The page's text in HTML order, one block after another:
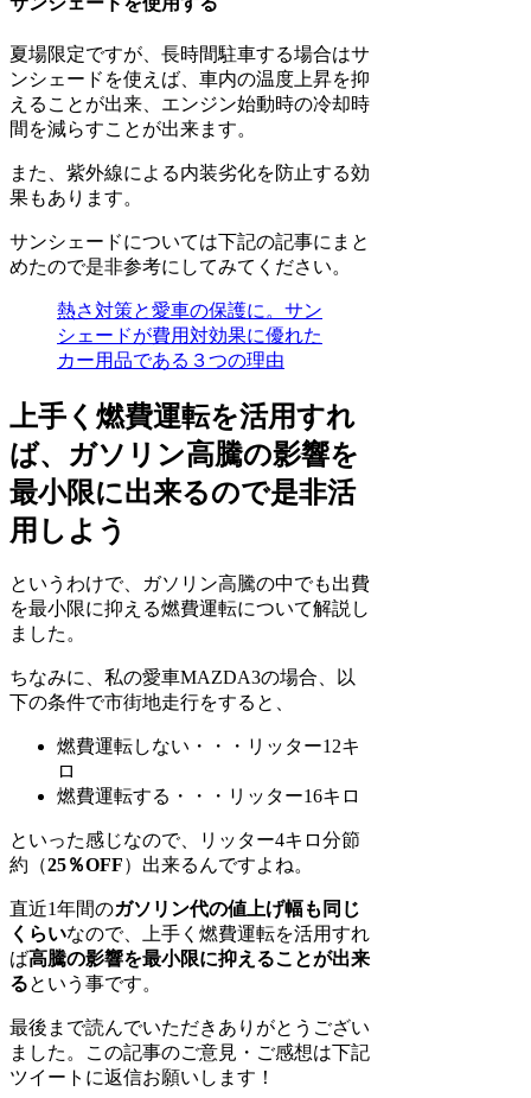
夏場限定ですが、長時間駐車する場合はサ
ンシェードを使えば、車内の温度上昇を抑
えることが出来、エンジン始動時の冷却時
間を減らすことが出来ます。
また、紫外線による内装劣化を防止する効
果もあります。
サンシェードについては下記の記事にまと
めたので是非参考にしてみてください。
熱さ対策と愛車の保護に。サン
シェードが費用対効果に優れた
カー用品である３つの理由
上手く燃費運転を活用すれ
ば、ガソリン高騰の影響を
最小限に出来るので是非活
用しよう
というわけで、ガソリン高騰の中でも出費
を最小限に抑える燃費運転について解説し
ました。
ちなみに、私の愛車MAZDA3の場合、以
下の条件で市街地走行をすると、
燃費運転しない・・・リッター12キ
ロ
燃費運転する・・・リッター16キロ
といった感じなので、リッター4キロ分節
約（25％OFF）出来るんですよね。
直近1年間のガソリン代の値上げ幅も同じ
くらいなので、上手く燃費運転を活用すれ
ば高騰の影響を最小限に抑えることが出来
るという事です。
最後まで読んでいただきありがとうござい
ました。この記事のご意見・ご感想は下記
ツイートに返信お願いします！